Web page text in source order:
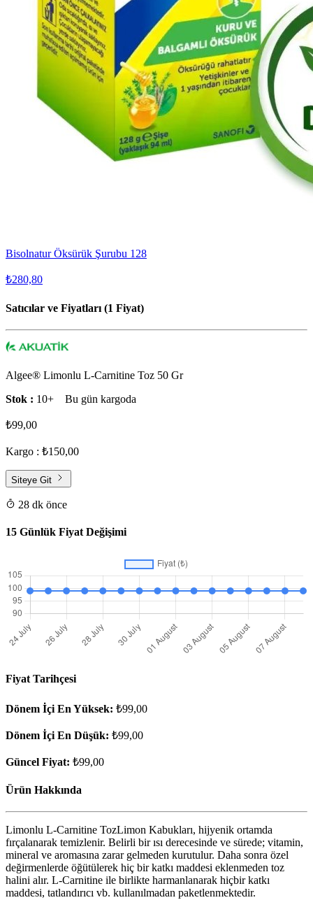
Bisolnatur Öksürük Şurubu 128
₺280,80
Satıcılar ve Fiyatları (1 Fiyat)
Algee® Limonlu L-Carnitine Toz 50 Gr
Stok : 10+ Bu gün kargoda
₺99,00
Kargo : ₺150,00
Siteye Git
28 dk önce
15 Günlük Fiyat Değişimi
Fiyat Tarihçesi
Dönem İçi En Yüksek: ₺99,00
Dönem İçi En Düşük: ₺99,00
Güncel Fiyat: ₺99,00
Ürün Hakkında
Limonlu L-Carnitine TozLimon Kabukları, hijyenik ortamda
fırçalanarak temizlenir. Belirli bir ısı derecesinde ve sürede; vitamin,
mineral ve aromasına zarar gelmeden kurutulur. Daha sonra özel
değirmenlerde öğütülerek hiç bir katkı maddesi eklenmeden toz
halini alır. L-Carnitine ile birlikte harmanlanarak hiçbir katkı
maddesi, tatlandırıcı vb. kullanılmadan paketlenmektedir.